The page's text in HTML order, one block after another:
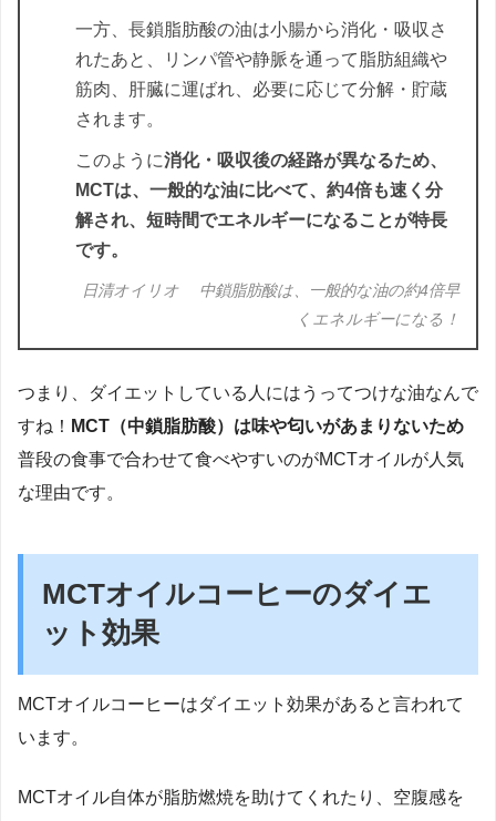
一方、長鎖脂肪酸の油は小腸から消化・吸収さ
れたあと、リンパ管や静脈を通って脂肪組織や
筋肉、肝臓に運ばれ、必要に応じて分解・貯蔵
されます。
このように消化・吸収後の経路が異なるため、
MCTは、一般的な油に比べて、約4倍も速く分
解され、短時間でエネルギーになることが特長
です。
日清オイリオ 中鎖脂肪酸は、一般的な油の約4倍早
くエネルギーになる！
つまり、ダイエットしている人にはうってつけな油なんで
すね！ MCT（中鎖脂肪酸）は味や匂いがあまりないため
普段の食事で合わせて食べやすいのがMCTオイルが人気
な理由です。
MCTオイルコーヒーのダイエ
ット効果
MCTオイルコーヒーはダイエット効果があると言われて
います。
MCTオイル自体が脂肪燃焼を助けてくれたり、空腹感を